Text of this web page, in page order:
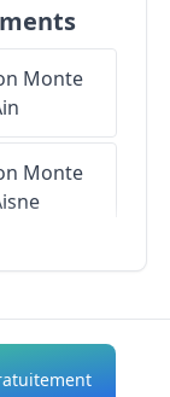
Monte
Monte
Monte
de-